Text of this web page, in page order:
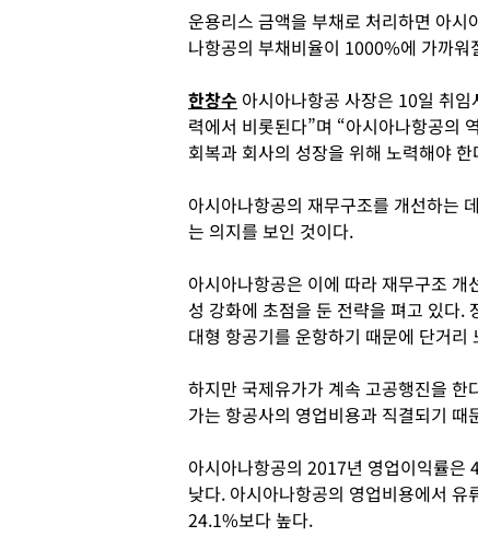
운용리스 금액을 부채로 처리하면 아시
나항공의 부채비율이 1000%에 가까워
한창수 아시아나항공 사장은 10일 취
력에서 비롯된다”며 “아시아나항공의
회복과 회사의 성장을 위해 노력해야
아시아나항공의 재무구조를 개선하는
는 의지를 보인 것이다.
아시아나항공은 이에 따라 재무구조
성 강화에 초점을 둔 전략을 펴고 있다.
대형 항공기를 운항하기 때문에 단거리
하지만 국제유가가 계속 고공행진을
가는 항공사의 영업비용과 직결되기 때
아시아나항공의 2017년 영업이익률
낮다. 아시아나항공의 영업비용에서
24.1%보다 높다.